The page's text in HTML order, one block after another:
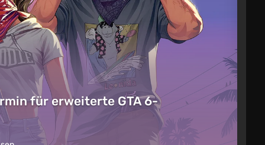
für erweiterte GTA 6-